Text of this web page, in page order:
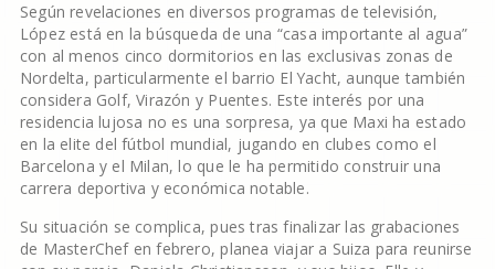
Según revelaciones en diversos programas de televisión,
López está en la búsqueda de una “casa importante al agua”
con al menos cinco dormitorios en las exclusivas zonas de
Nordelta, particularmente el barrio El Yacht, aunque también
considera Golf, Virazón y Puentes. Este interés por una
residencia lujosa no es una sorpresa, ya que Maxi ha estado
en la elite del fútbol mundial, jugando en clubes como el
Barcelona y el Milan, lo que le ha permitido construir una
carrera deportiva y económica notable.
Su situación se complica, pues tras finalizar las grabaciones
de MasterChef en febrero, planea viajar a Suiza para reunirse